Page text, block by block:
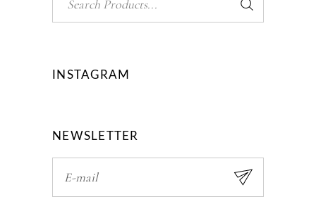
INSTAGRAM
NEWSLETTER